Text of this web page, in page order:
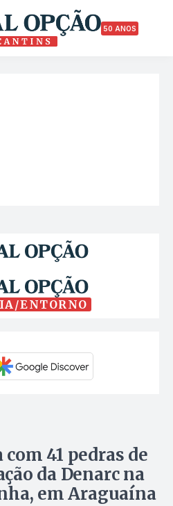
50 ANOS
ENTORNO
41 pedras de
da Denarc na
em Araguaína